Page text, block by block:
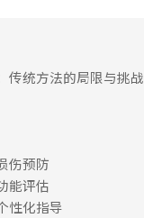
传统方法的局限与挑战
伤预防
能评估
性化指导